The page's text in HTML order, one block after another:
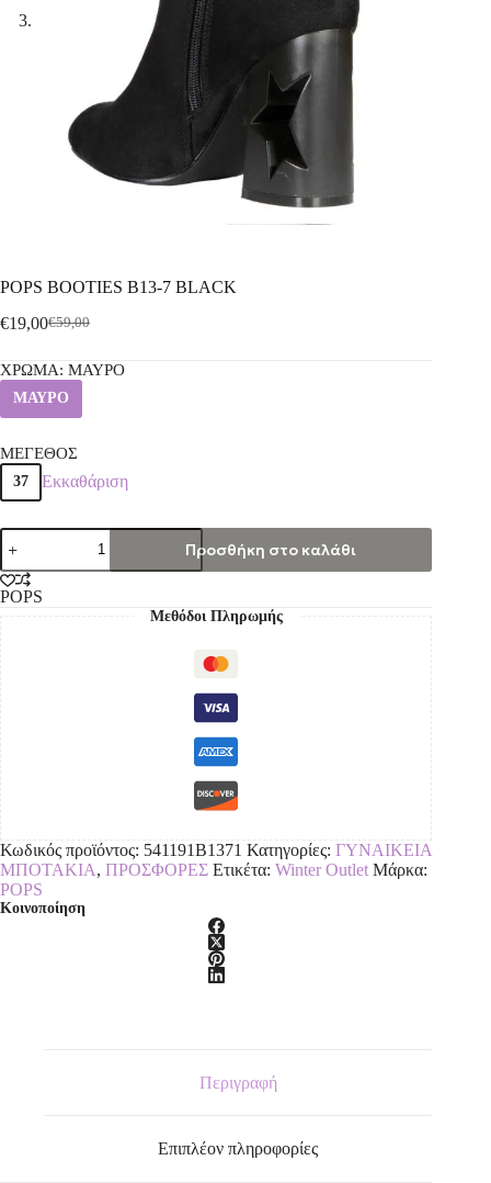
POPS BOOTIES B13-7 BLACK
€59,00
€19,00
ΧΡΩΜΑ: ΜΑΥΡΟ
ΜΑΥΡΟ
ΜΕΓΕΘΟΣ
37 Εκκαθάριση
Προσθήκη στο καλάθι
POPS
Μεθόδοι Πληρωμής
Κωδικός προϊόντος: 541191B1371 Κατηγορίες: ΓΥΝΑΙΚΕΙΑ
ΜΠΟΤΑΚΙΑ, ΠΡΟΣΦΟΡΕΣ Ετικέτα: Winter Outlet Μάρκα:
POPS
Κοινοποίηση
Περιγραφή
Επιπλέον πληροφορίες